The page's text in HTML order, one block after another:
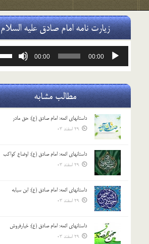
زیارت نامه امام صادق علیه السلام
پخش‌کننده
00:00
00:00
مطالب مشابه
داستانهای ائمه: امام صادق (ع): حق مادر
29 اسفند 03
داستانهای ائمه: امام صادق (ع): اوضاع کواکب
29 اسفند 03
داستانهای ائمه: امام صادق (ع): ابن سیابه
29 اسفند 03
داستانهای ائمه: امام صادق (ع): خیارفروش
29 اسفند 03